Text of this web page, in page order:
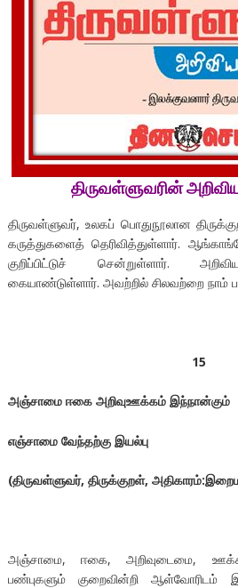
திருவள்ளுவரின்
திருவள்ளுவர், உலகப் பொதுநூலான
கருத்துகளைத் தெரிவித்துள்ளார்.
குறிப்பிட்டுச் சென்றுள்ளார்.
கையாண்டுள்ளார். அவற்றில் சிலவற்றை நாம்
15
அஞ்சாமை ஈகை அறிவுஊக்கம் இந்நான்கும்
எஞ்சாமை வேந்தற்கு இயல்பு
(திருவள்ளுவர், திருக்குறள், அதிகாரம்:
அஞ்சாமை, ஈகை, அறிவுடைமை,
பண்புகளும் குறைவின்றி ஆள்வோரிடம்